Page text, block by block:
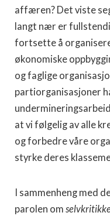
affæren? Det viste
langt nær er
fortsette å
økonomiske
og faglige
partiorganisasjoner
at vi følgelig av alle
og forbedre våre
styrke deres
I sammenheng med
parolen om